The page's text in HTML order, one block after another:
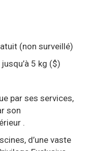
(non surveillé)
5 kg ($)
par ses services,
son
.
d’une vaste